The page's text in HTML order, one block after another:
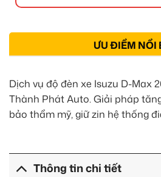
ƯU ĐIỂM NỔI
Dịch vụ độ đèn xe Isuzu D-Max
Thành Phát Auto. Giải pháp
bảo thẩm mỹ, giữ zin hệ thống
Thông tin chi tiết